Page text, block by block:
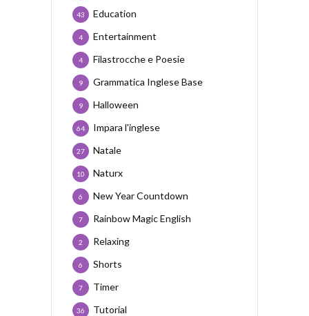
Education
43
Entertainment
4
Filastrocche e Poesie
4
Grammatica Inglese Base
9
Halloween
9
Impara l'inglese
64
Natale
27
Naturx
10
New Year Countdown
6
Rainbow Magic English
7
Relaxing
2
Shorts
6
Timer
7
Tutorial
36